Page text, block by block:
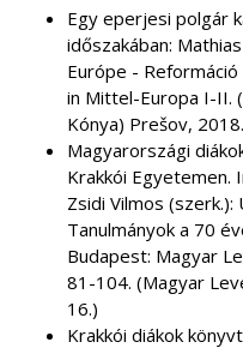
Egy eperjesi polgár
időszakában:
Európe -
in Mittel-Europa I-II.
Kónya) Prešov,
Magyarországi
Krakkói Egyetemen.
Zsidi Vilmos
Tanulmányok a 70
Budapest: Magyar
81-104. (Magyar
16.)
Krakkói diákok